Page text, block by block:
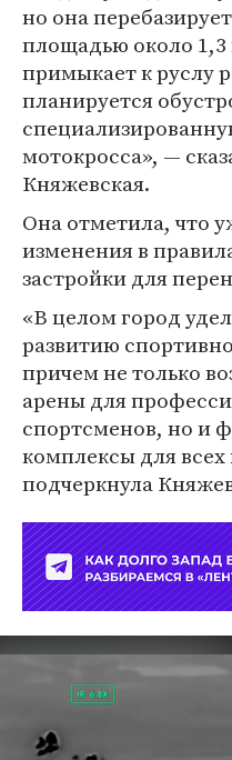
но она
площадью около 1,3
примыкает к руслу
планируется
мотокросса», —
Княжевская.
Она отметила, что
изменения в
застройки для
«В целом город
развитию
причем не только
арены для
спортсменов, но и
комплексы для
подчеркнула